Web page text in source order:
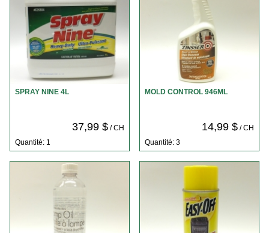
SPRAY NINE 4L
37,99 $/ CH
Quantité: 1
MOLD CONTROL 946ML
14,99 $/ CH
Quantité: 3